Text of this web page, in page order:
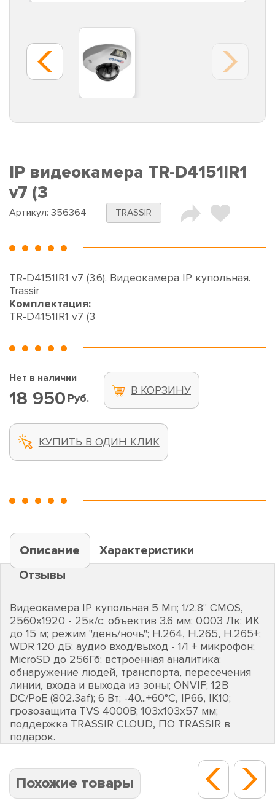
IP видеокамера TR-D4151IR1
v7 (3
Артикул: 356364 TRASSIR
TR-D4151IR1 v7 (3.6). Видеокамера IP купольная.
Trassir
Комплектация:
TR-D4151IR1 v7 (3
Нет в наличии
18 950 Руб.
В КОРЗИНУ
КУПИТЬ В ОДИН КЛИК
Описание
Характеристики
Отзывы
Видеокамера IP купольная 5 Мп; 1/2.8" CMOS,
2560х1920 - 25к/с; объектив 3.6 мм; 0.003 Лк; ИК
до 15 м; режим "день/ночь"; H.264, H.265, H.265+;
WDR 120 дБ; аудио вход/выход - 1/1 + микрофон;
MicroSD до 256Гб; встроенная аналитика:
обнаружение людей, транспорта, пересечения
линии, входа и выхода из зоны; ONVIF; 12В
DC/PoE (802.3af); 6 Вт; -40...+60°C, IP66, IK10;
грозозащита TVS 4000В; 103х103х57 мм;
поддержка TRASSIR CLOUD, ПО TRASSIR в
подарок.
Похожие товары